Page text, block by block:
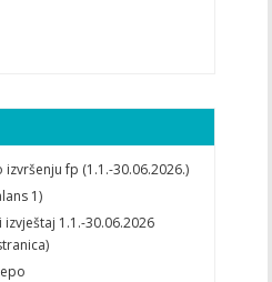
fp (1.1.-30.06.2026.)
1)
1.1.-30.06.2026